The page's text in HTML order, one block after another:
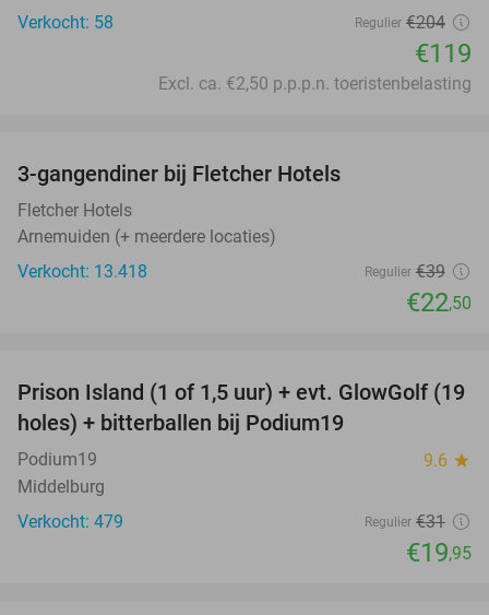
Verkocht: 58
Regulier €204
€119
Excl. ca. €2,50 p.p.p.n. toeristenbelasting
3-gangendiner bij Fletcher Hotels
Fletcher Hotels
Arnemuiden (+ meerdere locaties)
Verkocht: 13.418
Regulier €39
€22,50
36%
Prison Island (1 of 1,5 uur) + evt. GlowGolf (19
holes) + bitterballen bij Podium19
Podium19 9.6 star
Middelburg
Verkocht: 479
Regulier €31
€19,95